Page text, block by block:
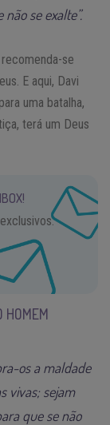
se exalte”.
se
E aqui, Davi
uma batalha,
terá um Deus
HOMEM
os a maldade
vivas; sejam
que se não